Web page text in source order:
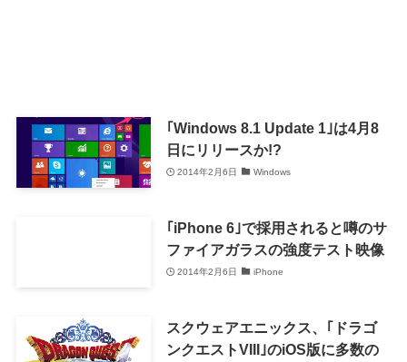
｢Windows 8.1 Update 1｣は4月8
日にリリースか!?
2014年2月6日 Windows
｢iPhone 6｣で採用されると噂のサ
ファイアガラスの強度テスト映像
2014年2月6日 iPhone
スクウェアエニックス、｢ドラゴ
ンクエストVIII｣のiOS版に多数の